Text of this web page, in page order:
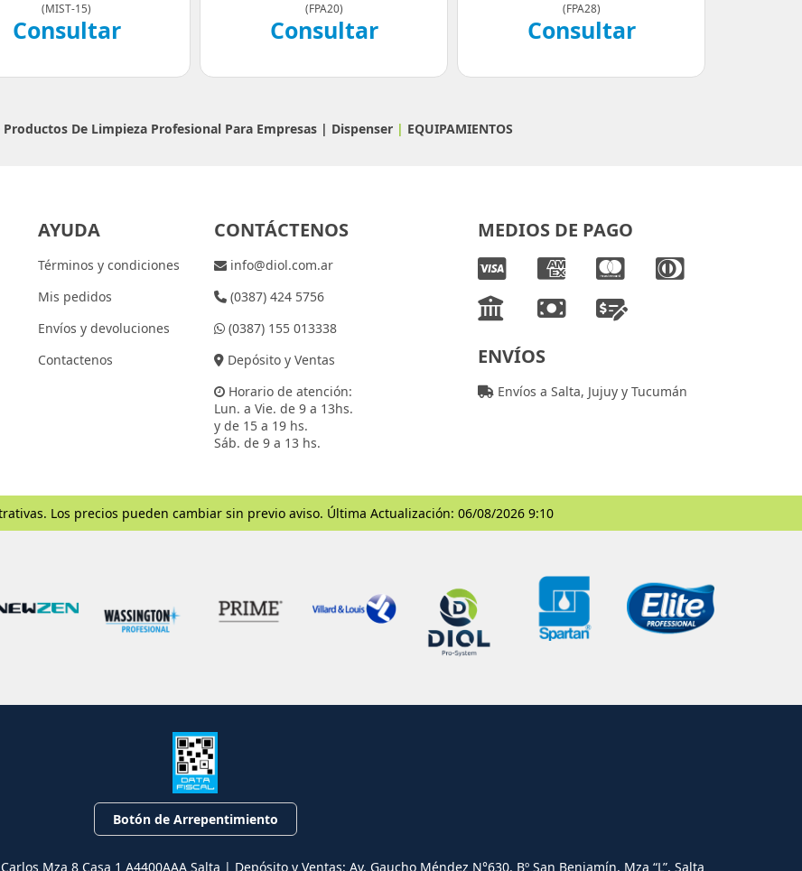
(MIST-15)
Consultar
(FPA20)
Consultar
(FPA28)
Consultar
De Limpieza Profesional Para Empresas | Dispenser | EQUIPAMIENTOS
AYUDA
Términos y condiciones
Mis pedidos
Envíos y devoluciones
Contactenos
CONTÁCTENOS
info@diol.com.ar
(0387) 424 5756
(0387) 155 013338
Depósito y Ventas
Horario de atención:
Lun. a Vie. de 9 a 13hs.
y de 15 a 19 hs.
Sáb. de 9 a 13 hs.
MEDIOS DE PAGO
ENVÍOS
Envíos a Salta, Jujuy y Tucumán
Los precios pueden cambiar sin previo aviso. Última Actualización: 06/08/2026 9:10
Botón de Arrepentimiento
Mza 8 Casa 1 A4400AAA Salta | Depósito y Ventas: Av. Gaucho Méndez N°630. Bº San Benjamín, Mza “L”, Salta